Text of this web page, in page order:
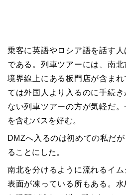
乗客に英語やロシア語を話す
である。列車ツアーには、南
境界線上にある板門店が含ま
ては外国人より入るのに手続
ない列車ツアーの方が気軽だ
を含むバスを好む。
DMZへ入るのは初めての私だ
ることにした。
南北を分けるように流れるイム
表面が凍っている所もある。